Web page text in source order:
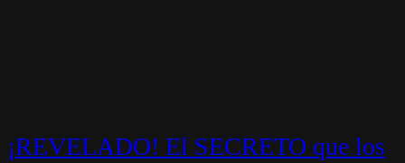
¡REVELADO! El SECRETO que los